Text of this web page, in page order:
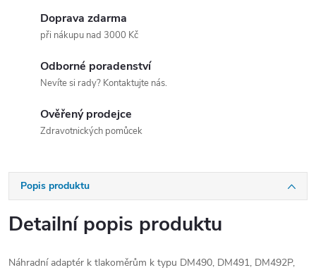
Doprava zdarma
při nákupu nad 3000 Kč
Odborné poradenství
Nevíte si rady? Kontaktujte nás.
Ověřený prodejce
Zdravotnických pomůcek
Popis produktu
Detailní popis produktu
Náhradní adaptér k tlakoměrům k typu DM490, DM491, DM492P,